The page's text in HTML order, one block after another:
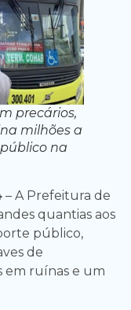
precários,
milhões a
na
– A Prefeitura de
quantias aos
público,
de
em ruínas e um